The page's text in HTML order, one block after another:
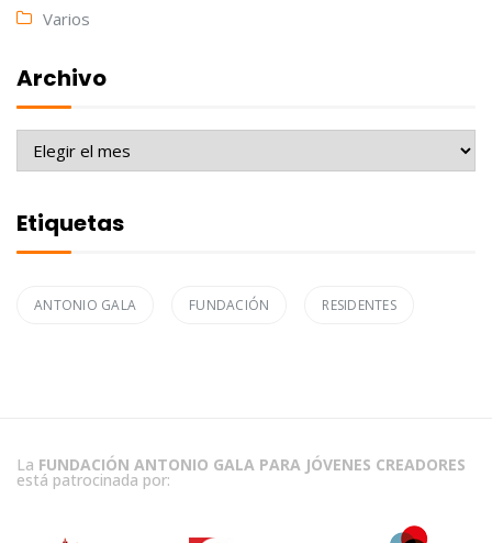
Varios
Archivo
Archivo
Etiquetas
ANTONIO GALA FUNDACIÓN RESIDENTES
La FUNDACIÓN ANTONIO GALA PARA JÓVENES CREADORES
está patrocinada por: